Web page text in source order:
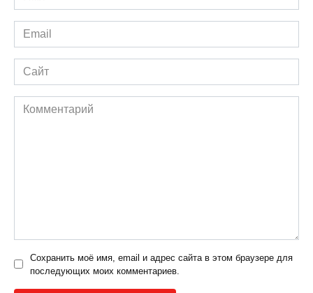
*
Email
*
Сайт
Комментарий
Сохранить моё имя, email и адрес сайта в этом браузере для
последующих моих комментариев.